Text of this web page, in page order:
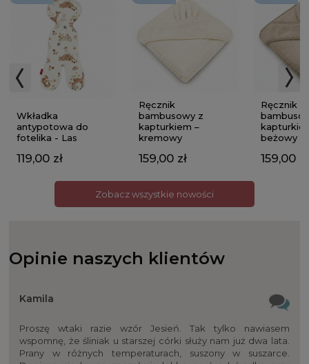
Wkładka
antypotowa do
fotelika - Las
119,00 zł
Ręcznik
bambusowy z
kapturkiem –
kremowy
159,00 zł
Ręcznik
beżowy
159,00 zł
Zobacz wszystkie nowości
Opinie naszych klientów
Kamila
Proszę wtaki razie wzór Jesień. Tak tylko nawiasem
wspomnę, że śliniak u starszej córki służy nam już dwa lata.
Prany w różnych temperaturach, suszony w suszarce.